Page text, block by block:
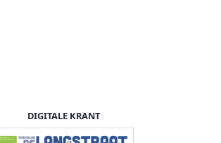
DIGITALE KRANT